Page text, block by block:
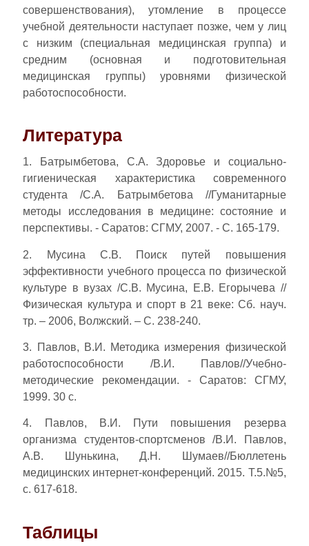
совершенствования), утомление в процессе
учебной деятельности наступает позже, чем у лиц
с низким (специальная медицинская группа) и
средним (основная и подготовительная
медицинская группы) уровнями физической
работоспособности.
Литература
1. Батрымбетова, С.А. Здоровье и социально-
гигиеническая характеристика современного
студента /С.А. Батрымбетова //Гуманитарные
методы исследования в медицине: состояние и
перспективы. - Саратов: СГМУ, 2007. - С. 165-179.
2. Мусина С.В. Поиск путей повышения
эффективности учебного процесса по физической
культуре в вузах /С.В. Мусина, Е.В. Егорычева //
Физическая культура и спорт в 21 веке: Сб. науч.
тр. – 2006, Волжский. – С. 238-240.
3. Павлов, В.И. Методика измерения физической
работоспособности /В.И. Павлов//Учебно-
методические рекомендации. - Саратов: СГМУ,
1999. 30 с.
4. Павлов, В.И. Пути повышения резерва
организма студентов-спортсменов /В.И. Павлов,
А.В. Шунькина, Д.Н. Шумаев//Бюллетень
медицинских интернет-конференций. 2015. Т.5.№5,
с. 617-618.
Таблицы